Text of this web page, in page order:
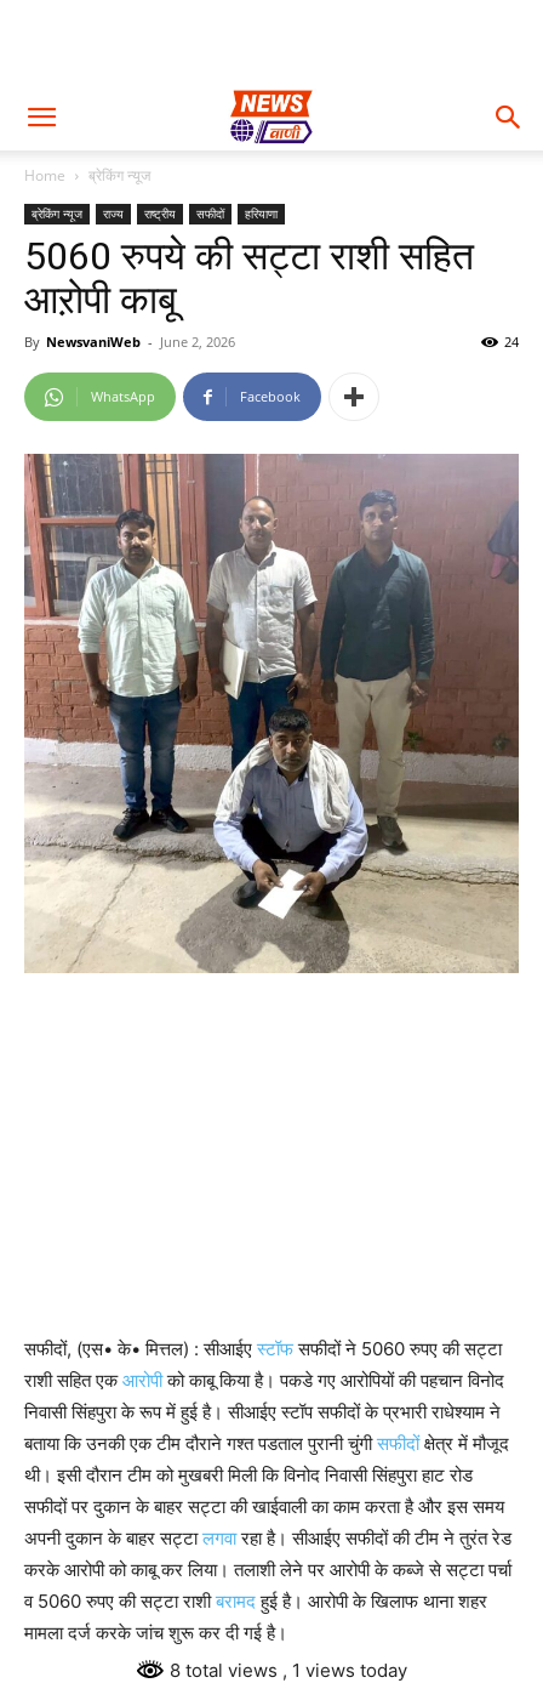
Home ब्रेकिंग न्यूज
ब्रेकिंग न्यूज राज्य राष्ट्रीय सफीदों हरियाणा
5060 रुपये की सट्टा राशी सहित
आऱोपी काबू
By NewsvaniWeb - June 2, 2026 24
WhatsApp Facebook
सफीदों, (एस• के• मित्तल) : सीआईएस्टॉफसफीदों ने 5060 रुपए की सट्टा
राशी सहित एकआरोपीको काबू किया है। पकडे गए आरोपियों की पहचान विनोद
निवासी सिंहपुरा के रूप में हुई है। सीआईए स्टॉप सफीदों के प्रभारी राधेश्याम ने
बताया कि उनकी एक टीम दौराने गश्त पडताल पुरानी चुंगीसफीदोंक्षेत्र में मौजूद
थी। इसी दौरान टीम को मुखबरी मिली कि विनोद निवासी सिंहपुरा हाट रोड
सफीदों पर दुकान के बाहर सट्टा की खाईवाली का काम करता है और इस समय
अपनी दुकान के बाहर सट्टालगवारहा है। सीआईए सफीदों की टीम ने तुरंत रेड
करके आरोपी को काबू कर लिया। तलाशी लेने पर आरोपी के कब्जे से सट्टा पर्चा
व 5060 रुपए की सट्टा राशीबरामदहुई है। आरोपी के खिलाफ थाना शहर
मामला दर्ज करके जांच शुरू कर दी गई है।
8 total views , 1 views today